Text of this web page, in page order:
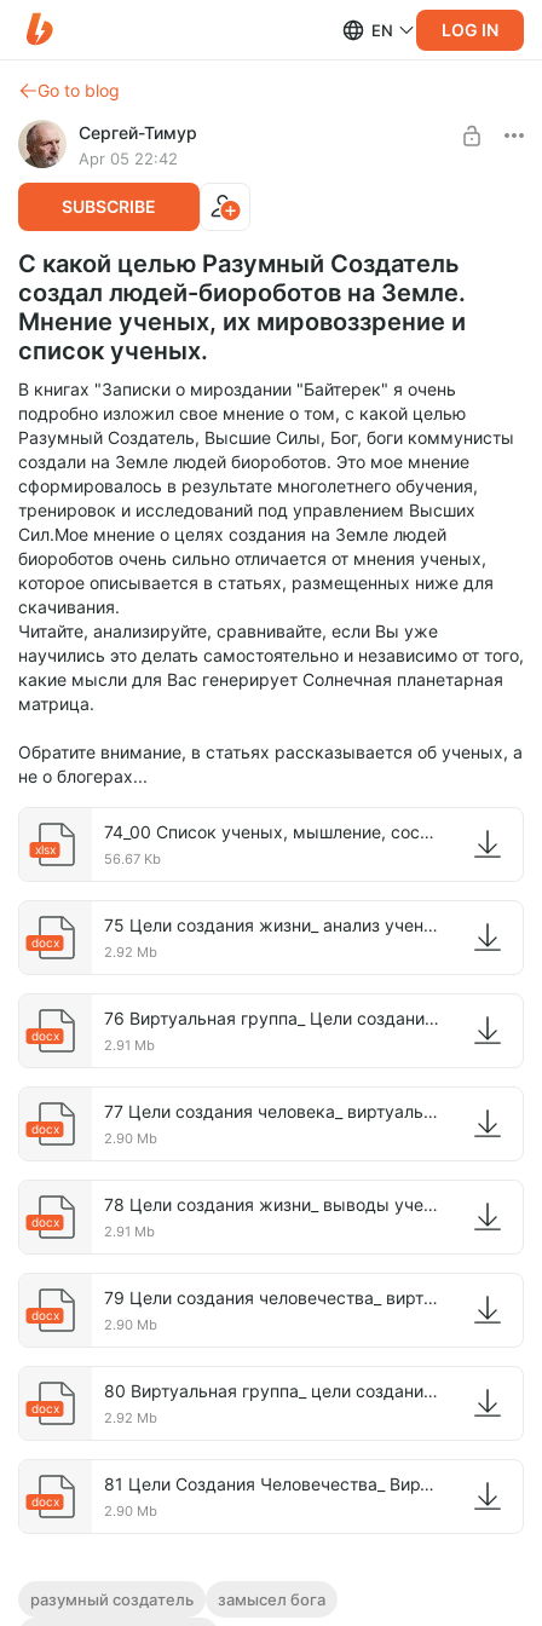
EN LOG IN
Go to blog
Сергей-Тимур
Apr 05 22:42
SUBSCRIBE
С какой целью Разумный Создатель
создал людей-биороботов на Земле.
Мнение ученых, их мировоззрение и
список ученых.
В книгах "Записки о мироздании "Байтерек" я очень
подробно изложил свое мнение о том, с какой целью
Разумный Создатель, Высшие Силы, Бог, боги коммунисты
создали на Земле людей биороботов. Это мое мнение
сформировалось в результате многолетнего обучения,
тренировок и исследований под управлением Высших
Сил.Мое мнение о целях создания на Земле людей
биороботов очень сильно отличается от мнения ученых,
которое описывается в статьях, размещенных ниже для
скачивания.
Читайте, анализируйте, сравнивайте, если Вы уже
научились это делать самостоятельно и независимо от того,
какие мысли для Вас генерирует Солнечная планетарная
матрица.
Обратите внимание, в статьях рассказывается об ученых, а
не о блогерах...
xlsx
74_00 Список ученых, мышление, состояние.xlsx
56.67 Kb
docx
75 Цели создания жизни_ анализ ученых.docx
2.92 Mb
docx
76 Виртуальная группа_ Цели создания жизни.docx
2.91 Mb
docx
77 Цели создания человека_ виртуальная группа.docx
2.90 Mb
docx
78 Цели создания жизни_ выводы ученых.docx
2.91 Mb
docx
79 Цели создания человечества_ виртуальная группа.docx
2.90 Mb
docx
80 Виртуальная группа_ цели создания жизни.docx
2.92 Mb
docx
81 Цели Создания Человечества_ Виртуальная Группа.docx
2.90 Mb
разумный создатель замысел бога